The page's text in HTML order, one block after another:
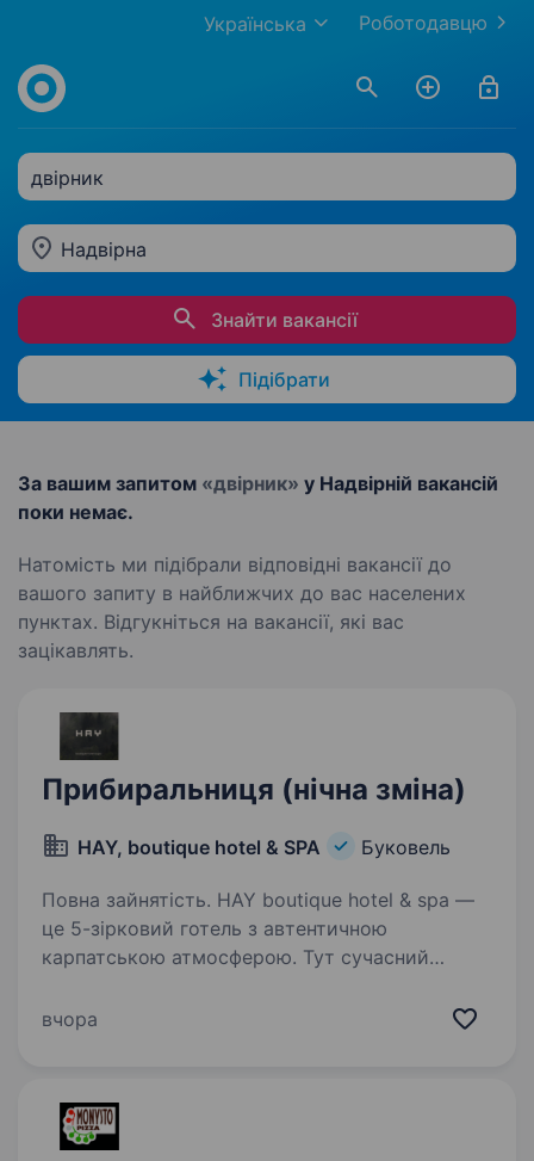
Роботодавцю
Українська
двірник
Надвірна
Знайти вакансії
Підібрати
За вашим запитом «двірник» у Надвірній вакансій
поки немає.
Натомість ми підібрали відповідні вакансії до
вашого запиту в найближчих до вас населених
пунктах. Відгукніться на вакансії, які вас
зацікавлять.
Прибиральниця (нічна зміна)
HAY, boutique hotel & SPA Буковель
Повна зайнятість. HAY boutique hotel & spa —
це 5-зірковий готель з автентичною
карпатською атмосферою. Тут сучасний
спадщиною регіону. Наше меню, натхненне
вчора